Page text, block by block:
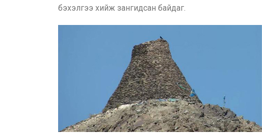
бэхэлгээ хийж зангидсан байдаг.